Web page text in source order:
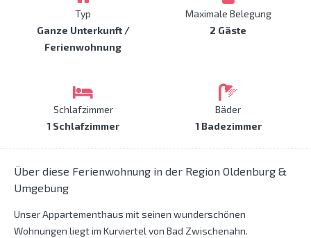
Typ
Ganze Unterkunft /
Ferienwohnung
Maximale Belegung
2 Gäste
Schlafzimmer
1 Schlafzimmer
Bäder
1 Badezimmer
Über diese Ferienwohnung in der Region Oldenburg &
Umgebung
Unser Appartementhaus mit seinen wunderschönen
Wohnungen liegt im Kurviertel von Bad Zwischenahn.